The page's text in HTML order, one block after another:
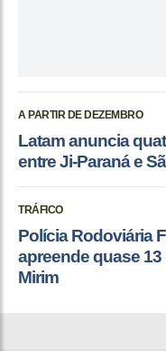
A PARTIR DE DEZEMBRO
Latam anuncia
entre Ji-Paraná e
TRÁFICO
Polícia Rodoviária
apreende quase
Mirim